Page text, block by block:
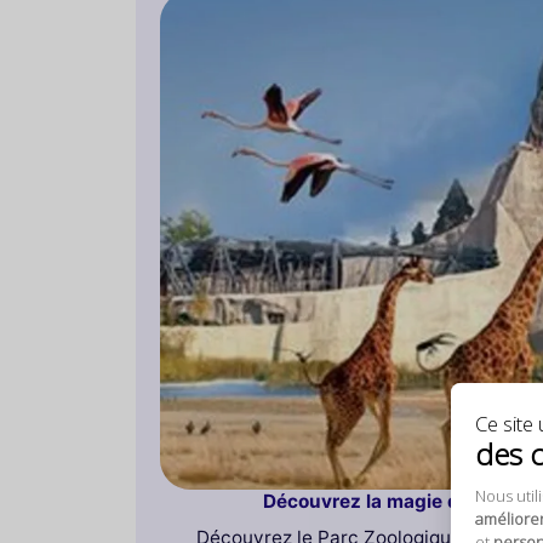
Ce site
des
Nous
Découvrez la magie du Parc
Découvrez le Parc Zoologique de